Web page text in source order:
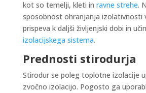
kot so temelji, kleti in ravne strehe.
sposobnost ohranjanja izolativnosti
prispeva k daljši življenjski dobi in
izolacijskega sistema.
Prednosti stirodurja
Stirodur se poleg toplotne izolacije
zvočno izolacijo. Pogosto ga